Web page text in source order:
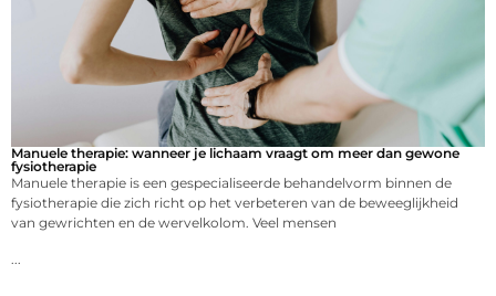
Manuele therapie: wanneer je lichaam vraagt om meer dan gewone
fysiotherapie
Manuele therapie is een gespecialiseerde behandelvorm binnen de
fysiotherapie die zich richt op het verbeteren van de beweeglijkheid
van gewrichten en de wervelkolom. Veel mensen